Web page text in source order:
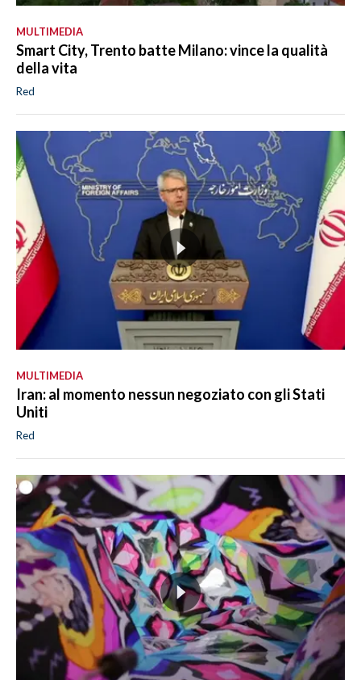
MULTIMEDIA
Smart City, Trento batte Milano: vince la qualità
della vita
Red
MULTIMEDIA
Iran: al momento nessun negoziato con gli Stati
Uniti
Red